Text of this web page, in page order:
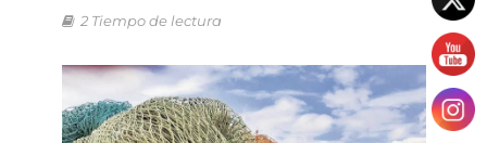
2 Tiempo de lectura